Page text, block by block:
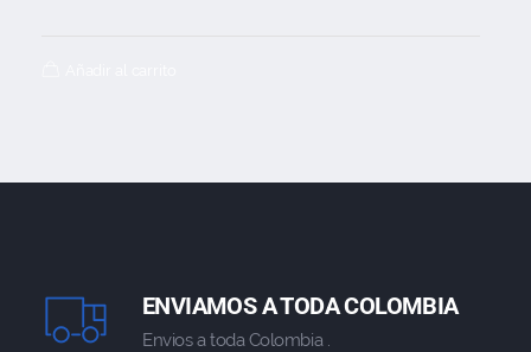
ENVIAMOS A TODA COLOMBIA
Envios a toda Colombia .